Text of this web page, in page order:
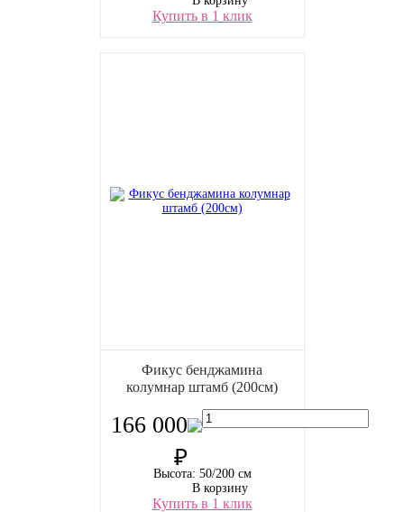
Купить в 1 клик
Фикус бенджамина
колумнар штамб (200см)
166 000
₽
Высота: 50/200 см
В корзину
Купить в 1 клик